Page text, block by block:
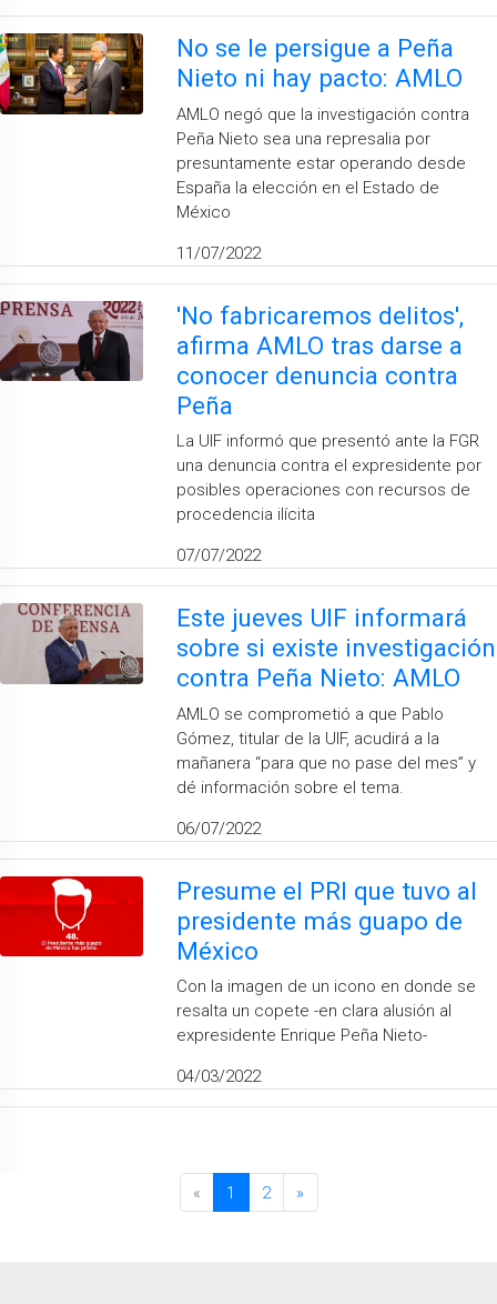
No se le persigue a Peña
Nieto ni hay pacto: AMLO
AMLO negó que la investigación contra
Peña Nieto sea una represalia por
presuntamente estar operando desde
España la elección en el Estado de
México
11/07/2022
'No fabricaremos delitos',
afirma AMLO tras darse a
conocer denuncia contra
Peña
La UIF informó que presentó ante la FGR
una denuncia contra el expresidente por
posibles operaciones con recursos de
procedencia ilícita
07/07/2022
Este jueves UIF informará
sobre si existe investigación
contra Peña Nieto: AMLO
AMLO se comprometió a que Pablo
Gómez, titular de la UIF, acudirá a la
mañanera “para que no pase del mes” y
dé información sobre el tema.
06/07/2022
Presume el PRI que tuvo al
presidente más guapo de
México
Con la imagen de un icono en donde se
resalta un copete -en clara alusión al
expresidente Enrique Peña Nieto-
04/03/2022
« 1 2 »